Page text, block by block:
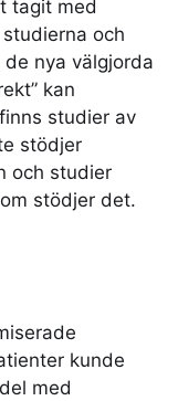
tagit med
och
nya välgjorda
kan
studier av
stödjer
och studier
stödjer det.
kunde
med